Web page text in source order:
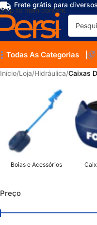
Skip to main content
Frete grátis para
Todas As Categorias
Início/Loja/Hidráulica/Caixas
Boias e Acessórios
Preço